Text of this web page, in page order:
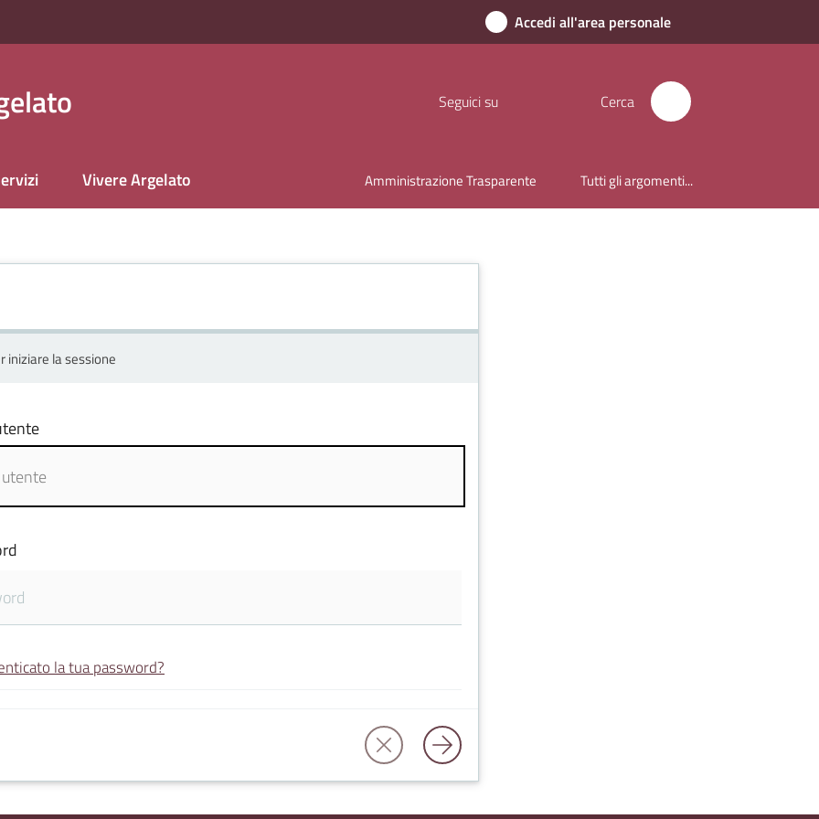
Accedi all'area personale
Seguici su Cerca
Vivere Argelato Amministrazione Trasparente Tutti gli argomenti...
iniziare la sessione
la tua password?